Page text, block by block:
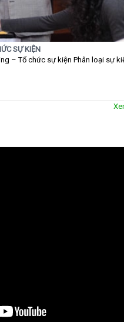
SỰ KIỆN
– Tổ chức sự kiện Phân loại sự